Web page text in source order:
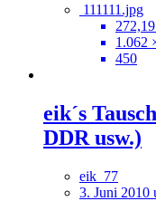
111111.jpg
1.062
450
eik´s
DDR usw.)
eik_77
3. Juni 2010